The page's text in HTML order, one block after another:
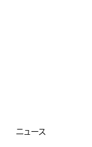
ニュース